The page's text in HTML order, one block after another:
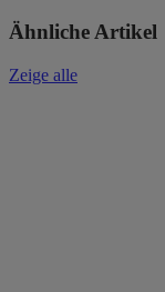
Ähnliche Artikel
Zeige alle